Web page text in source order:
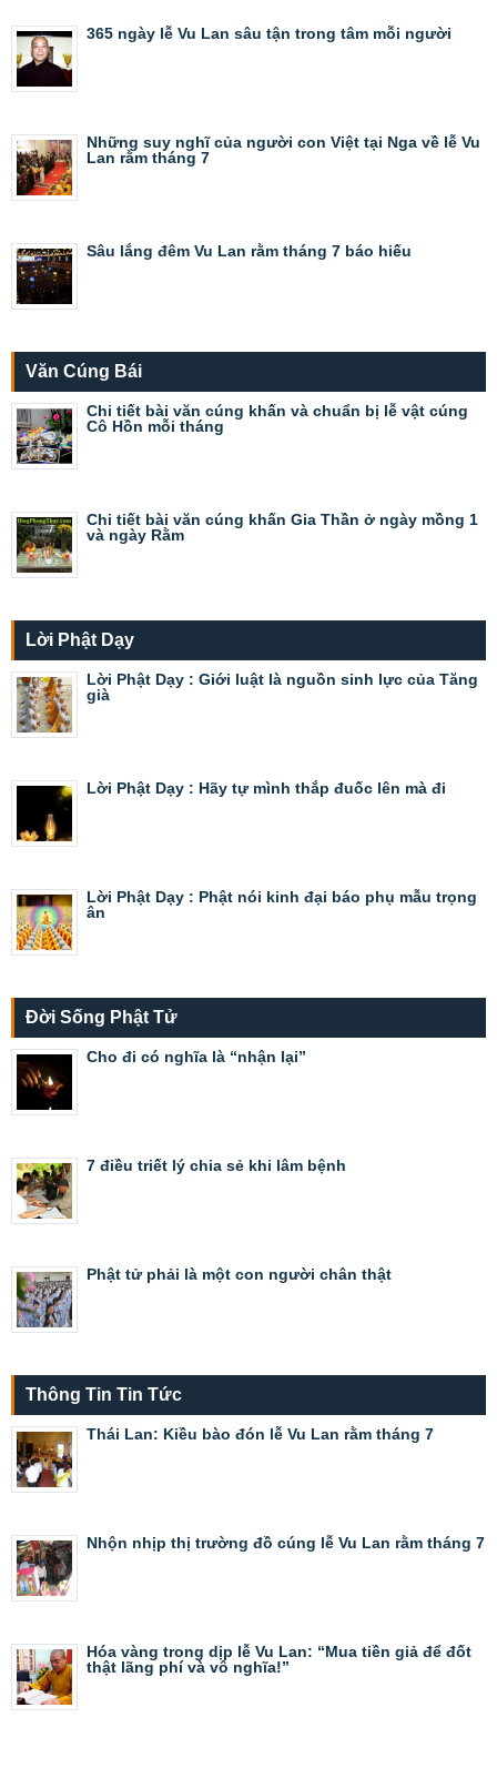
365 ngày lễ Vu Lan sâu tận trong tâm mỗi người
Những suy nghĩ của người con Việt tại Nga về lễ Vu
Lan rằm tháng 7
Sâu lắng đêm Vu Lan rằm tháng 7 báo hiếu
Văn Cúng Bái
Chi tiết bài văn cúng khấn và chuẩn bị lễ vật cúng
Cô Hồn mỗi tháng
Chi tiết bài văn cúng khấn Gia Thần ở ngày mồng 1
và ngày Rằm
Lời Phật Dạy
Lời Phật Dạy : Giới luật là nguồn sinh lực của Tăng
già
Lời Phật Dạy : Hãy tự mình thắp đuốc lên mà đi
Lời Phật Dạy : Phật nói kinh đại báo phụ mẫu trọng
ân
Đời Sống Phật Tử
Cho đi có nghĩa là “nhận lại”
7 điều triết lý chia sẻ khi lâm bệnh
Phật tử phải là một con người chân thật
Thông Tin Tin Tức
Thái Lan: Kiều bào đón lễ Vu Lan rằm tháng 7
Nhộn nhịp thị trường đồ cúng lễ Vu Lan rằm tháng 7
Hóa vàng trong dịp lễ Vu Lan: “Mua tiền giả để đốt
thật lãng phí và vô nghĩa!”